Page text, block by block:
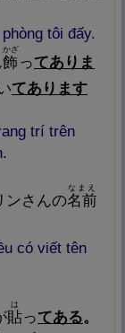
Nghĩa: Mái nhà, nóc nhà, nhà ở,
tôi đấy.
飾
かざ
ってありま
てあります
trí trên
ンさんの名前
なまえ
có viết tên
貼
は
ってある。